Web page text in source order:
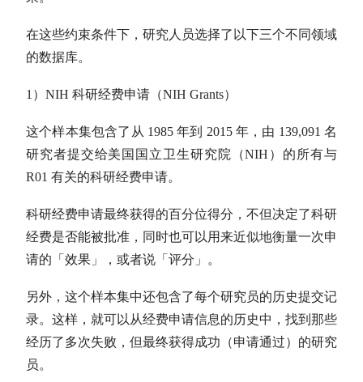
在这些约束条件下，研究人员选择了以下三个不同领域
的数据库。
1）NIH 科研经费申请（NIH Grants）
这个样本集包含了从 1985 年到 2015 年，由 139,091 名
研究者提交给美国国立卫生研究院（NIH）的所有与
R01 有关的科研经费申请。
科研经费申请最终获得的百分位得分，不但决定了科研
经费是否能被批准，同时也可以用来近似地衡量一次申
请的「效果」，或者说「评分」。
另外，这个样本集中还包含了每个研究员的历史提交记
录。这样，就可以从经费申请信息的历史中，找到那些
经历了多次失败，但最终获得成功（申请通过）的研究
员。